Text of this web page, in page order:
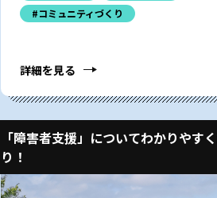
#コミュニティづくり
詳細を見る
「障害者支援」についてわかりやす
り！